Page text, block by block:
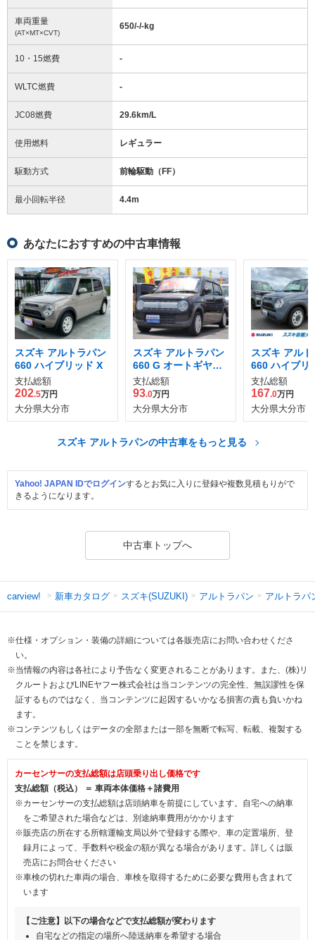
車両重量
(AT×MT×CVT)
650/-/-kg
10・15燃費 -
WLTC燃費 -
JC08燃費 29.6km/L
使用燃料 レギュラー
駆動方式 前輪駆動（FF）
最小回転半径 4.4m
あなたにおすすめの中古車情報
スズキ アルトラパン
660 ハイブリッド X
支払総額
202.5万円
大分県大分市
スズキ アルトラパン
660 G オートギヤシ
フト
支払総額
93.0万円
大分県大分市
スズキ アル
660 ハイブリ
支払総額
167.0万円
大分県大分市
スズキ アルトラパンの中古車をもっと見る
Yahoo! JAPAN IDでログインするとお気に入りに登録や複数見積もりがで
きるようになります。
中古車トップへ
carview! 新車カタログ スズキ(SUZUKI) アルトラパン アルトラパ
※仕様・オプション・装備の詳細については各販売店にお問い合わせくださ
い。
※当情報の内容は各社により予告なく変更されることがあります。また、(株)リ
クルートおよびLINEヤフー株式会社は当コンテンツの完全性、無誤謬性を保
証するものではなく、当コンテンツに起因するいかなる損害の責も負いかね
ます。
※コンテンツもしくはデータの全部または一部を無断で転写、転載、複製する
ことを禁じます。
カーセンサーの支払総額は店頭乗り出し価格です
支払総額（税込） ＝ 車両本体価格＋諸費用
※カーセンサーの支払総額は店頭納車を前提にしています。自宅への納車
をご希望された場合などは、別途納車費用がかかります
※販売店の所在する所轄運輸支局以外で登録する際や、車の定置場所、登
録月によって、手数料や税金の額が異なる場合があります。詳しくは販
売店にお問合せください
※車検の切れた車両の場合、車検を取得するために必要な費用も含まれて
います
【ご注意】以下の場合などで支払総額が変わります
自宅などの指定の場所へ陸送納車を希望する場合